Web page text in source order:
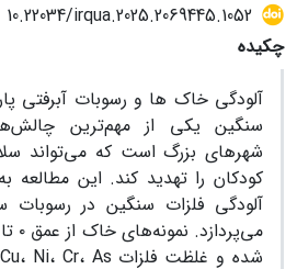
10.22034/irqua.2025.2069445.1052
چکیده
آلودگی خاک ها و رسوبات آبرفتی
سنگین یکی از مهم‌ترین
شهرهای بزرگ است که می‌تواند
کودکان را تهدید کند. این